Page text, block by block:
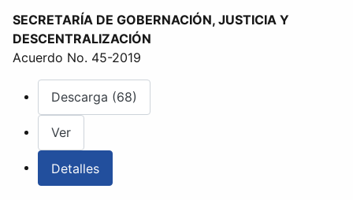
SECRETARÍA DE GOBERNACIÓN, JUSTICIA Y
DESCENTRALIZACIÓN
Acuerdo No. 45-2019
Descarga (68)
Ver
Detalles